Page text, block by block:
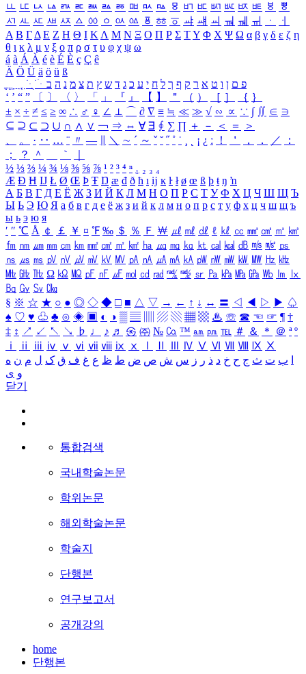
ㅥ ㅦ ㅧ ㅨ ㅩ ㅪ ㅫ ㅬ ㅭ ㅮ ㅯ ㅰ ㅱ ㅲ ㅳ ㅴ ㅵ ㅶ ㅷ ㅸ
ㅹ
ㅺ ㅻ ㅼ ㅽ ㅾ ㅿ ㆀ ㆁ ㆂ ㆃ ㆄ ㆅ ㆆ ㆇ ㆈ ㆉ ㆊ ㆋ ㆌ ㆍ
ㆎ
Α Β ΓΔ Ε Ζ Η Θ Ι ΚΛ Μ Ν Ξ Ο Π Ρ Σ ΤΥ Φ Χ Ψ Ω α β γ δ ε ζ η
θ ι κ λ μ ν ξ ο π ρ σ τ υ φ χ ψ ω
á à Á À é è É È ç Ç ê
Ä Ö Ü ä ö ü ß
ִֶֹ ֻּ ׁׂ פ ם ן ו ט א ר ק ף ך ל ח י ע כ ג ד ש ץ ת צ מ נ ה ב
‘ ’ “ ” 〔 〕 〈 〉 「 」 『 』 【 】 ＂ （ ） ［ ］ ｛ ｝
± × ÷ ≠ ≤ ≥ ∞ ∴ ♂ ♀ ∠ ⊥ ⌒ ∂ ∇ ≡ ≒ ≪ ≫ √ ∽ ∝ ∵ ∫ ∬ ∈ ∋
⊆ ⊇ ⊂ ⊃ ∪ ∩ ∧ ∨ ￢ ⇒ ⇔ ∀ ∃ ∮ ∑ ∏ ＋ － ＜ ＝
＞
、
。 · ‥ … ¨ 〃 ― ＼ ∼ ´ ～ ˇ ˘ ˝ ˚ ˙ ¸ ¡ ¿ ː ！ ＇ ， ． ／
：
；
？ ＾ ｀
½ ⅓ ⅔ ¼ ¾ ⅛ ⅜ ⅝ ⅞ ¹ ² ³ ⁴ ⁿ ₁ ₂ ₃ ₄
Æ Ð Ħ Ĳ Ł Ø Œ Þ Ŧ Ŋ æ đ ð ħ ı ĳ ĸ ŀ ł ø œ ß þ ŧ ŋ ŉ
А Б В Г Д Е Ё Ж З И Й К Л М Н О П Р С Т У Ф Х Ц Ч Ш Щ Ъ
Ы Ь Э Ю Я а б в г д е ё ж з и й к л м н о п р с т у ф х ц ч ш щ ъ
ы ь э ю я
′ ″ ℃ Å ￠ ￡ ￥ ¤ ℉ ‰ ＄ ％ Ｆ ￦ ㎕ ㎖ ㎗ ℓ ㎘ ㏄ ㎣ ㎤ ㎥ ㎦
㎙ ㎚ ㎛ ㎜ ㎝ ㎞ ㎟ ㎠ ㎡ ㎢ ㏊ ㎍ ㎎ ㎏ ㏏ ㎈ ㎉ ㏈ ㎧ ㎨ ㎰
㎱ ㎲ ㎳ ㎴ ㎵ ㎶ ㎷ ㎸ ㎹ ㎀ ㎁ ㎂ ㎃ ㎄ ㎺ ㎻ ㎽ ㎾ ㎿ ㎐ ㎑
㎒ ㎓ ㎔ Ω ㏀ ㏁ ㎊ ㎋ ㎌ ㏖ ㏅ ㎭ ㎮ ㎯ ㏛ ㎩ ㎪ ㎫ ㎬ ㏝ ㏐
㏓
㏃ ㏉ ㏜ ㏆
§ ※ ☆ ★ ○ ● ◎ ◇ ◆ □ ■ △ ▽ → ← ↑ ↓ ↔ 〓 ◁ ◀ ▷ ▶ ♤
♠ ♡ ♥ ♧ ♣ ⊙ ◈ ▣ ◐ ◑ ▒ ▤ ▨ ▧ ▦ ▩ ♨ ☏ ☎ ☜ ☞ ¶ †
‡ ↕ ↗ ↙ ↖ ↘ ♭ ♩ ♪ ♬ ㉿ ㈜ № ㏇ ™ ㏂ ㏘ ℡ ＃ ＆ ＊ ＠ ª º
ⅰ
ⅱ ⅲ ⅳ ⅴ ⅵ ⅶ ⅷ ⅸ ⅹ Ⅳ Ⅴ Ⅵ Ⅶ Ⅷ Ⅸ Ⅹ
ب ت ث ج ح خ د ذ ر ز س ش ص ض ط ظ ع غ ف ق ک ل م ن ه
و ی
닫기
통합검색
국내학술논문
학위논문
해외학술논문
학술지
단행본
연구보고서
공개강의
home
단행본